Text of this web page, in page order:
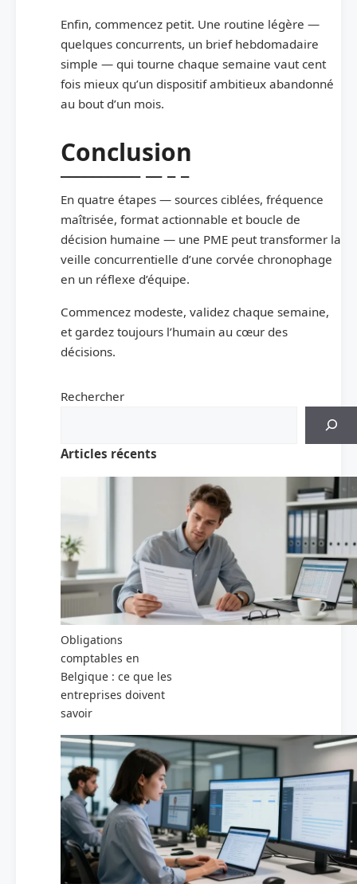
Enfin, commencez petit. Une routine légère —
quelques concurrents, un brief hebdomadaire
simple — qui tourne chaque semaine vaut cent
fois mieux qu’un dispositif ambitieux abandonné
au bout d’un mois.
Conclusion
En quatre étapes — sources ciblées, fréquence
maîtrisée, format actionnable et boucle de
décision humaine — une PME peut transformer la
veille concurrentielle d’une corvée chronophage
en un réflexe d’équipe.
Commencez modeste, validez chaque semaine,
et gardez toujours l’humain au cœur des
décisions.
Rechercher
Articles récents
Obligations
comptables en
Belgique : ce que les
entreprises doivent
savoir